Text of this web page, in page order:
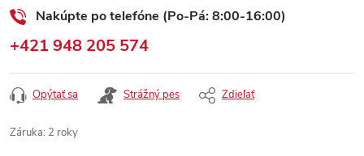
Nakúpte po telefóne (Po-Pá: 8:00-16:00)
+421 948 205 574
Opýtať sa Strážný pes Zdieľať
Záruka: 2 roky